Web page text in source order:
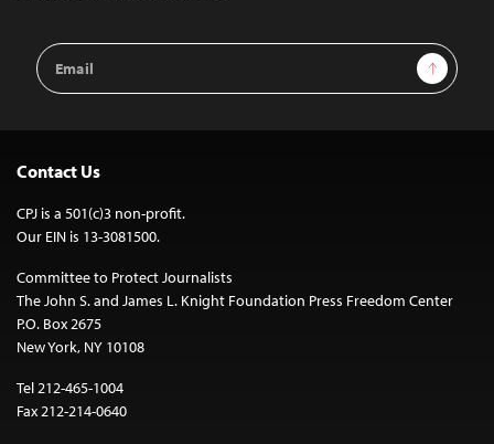
Email
Address
Sign Up
Contact Us
CPJ is a 501(c)3 non-profit.
Our EIN is 13-3081500.
Committee to Protect Journalists
The John S. and James L. Knight Foundation Press Freedom Center
P.O. Box 2675
New York, NY 10108
Tel 212-465-1004
Fax 212-214-0640